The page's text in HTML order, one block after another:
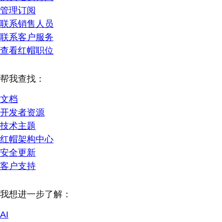
管理订阅
联系销售人员
联系客户服务
查看红帽职位
帮我查找：
文档
开发者资源
技术主题
红帽架构中心
安全更新
客户支持
我想进一步了解：
AI